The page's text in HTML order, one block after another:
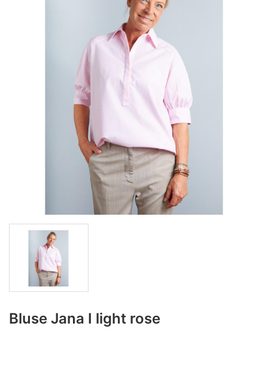
Bluse Jana I light rose